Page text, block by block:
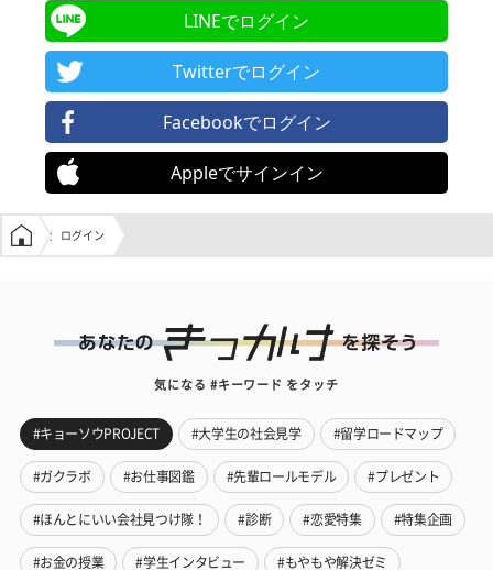
LINEでログイン
Twitterでログイン
Facebookでログイン
Appleでサインイン
学生の窓口トップ
ログイン
気になる #キーワード をタッチ
#キョーソウPROJECT #大学生の社会見学 #留学ロードマップ
#ガクラボ #お仕事図鑑 #先輩ロールモデル #プレゼント
#ほんとにいい会社見つけ隊！ #診断 #恋愛特集 #特集企画
#お金の授業 #学生インタビュー #もやもや解決ゼミ